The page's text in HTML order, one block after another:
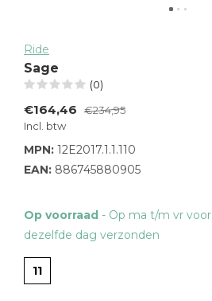
Ride
Sage
(0)
€164,46
€234,95
Incl. btw
MPN: 12E2017.1.1.110
EAN: 886745880905
Op voorraad - Op ma t/m vr
dezelfde dag verzonden
11